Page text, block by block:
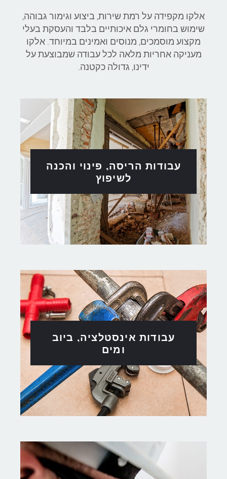
אלקו מקפידה על רמת שירות, ביצוע וגימור גבוהה,
שימוש בחומרי גלם איכותיים בלבד והעסקת בעלי
מקצוע מוסמכים, מנוסים ואמינים במיוחד. אלקו
מעניקה אחריות מלאה לכל עבודה שמבוצעת על
ידינו, גדולה כקטנה.
עבודות הריסה, פינוי והכנה
לשיפוץ
עבודות אינסטלציה, ביוב
ומים